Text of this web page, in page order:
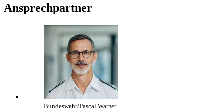
Ansprechpartner
Bundeswehr/Pascal Warner